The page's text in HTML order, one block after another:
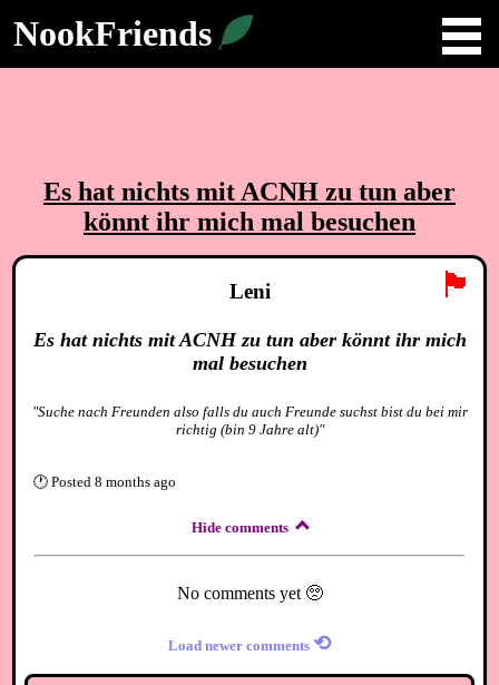
NookFriends
Es hat nichts mit ACNH zu tun aber
könnt ihr mich mal besuchen
🏴
Leni
Es hat nichts mit ACNH zu tun aber könnt ihr mich
mal besuchen
"Suche nach Freunden also falls du auch Freunde suchst bist du bei mir
richtig (bin 9 Jahre alt)"
🕐 Posted 8 months ago
Hide comments
No comments yet 🥺
Load newer comments ⟲